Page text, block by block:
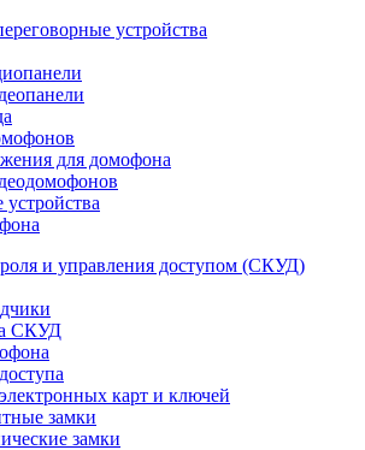
устройства
для домофона
и управления доступом (СКУД)
СКУД
карт и ключей
замки
замки